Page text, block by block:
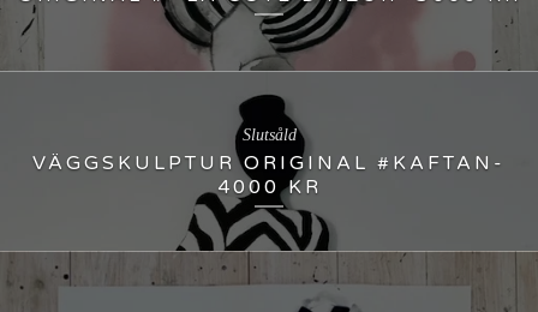
VÄGGSKULPTUR ORIGINAL #KAFTAN-
4000 KR
Slutsåld